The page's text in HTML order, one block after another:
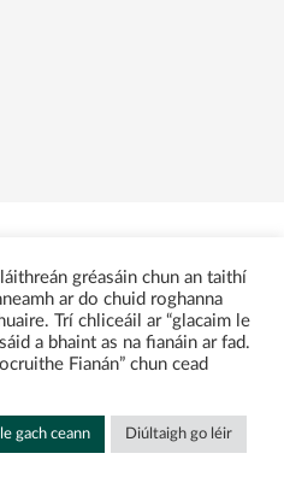
gréasáin chun an taithí
ar do chuid roghanna
Trí chliceáil ar “glacaim le
a bhaint as na fianáin ar fad.
Fianán” chun cead
gach ceann Diúltaigh go léir